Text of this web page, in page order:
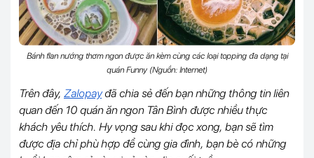
Bánh flan nướng thơm ngon được ăn kèm cùng các loại topping đa dạng tại
quán Funny (Nguồn: Internet)
Trên đây, Zalopayđã chia sẻ đến bạn những thông tin liên
quan đến 10 quán ăn ngon Tân Bình được nhiều thực
khách yêu thích. Hy vọng sau khi đọc xong, bạn sẽ tìm
được địa chỉ phù hợp để cùng gia đình, bạn bè có những